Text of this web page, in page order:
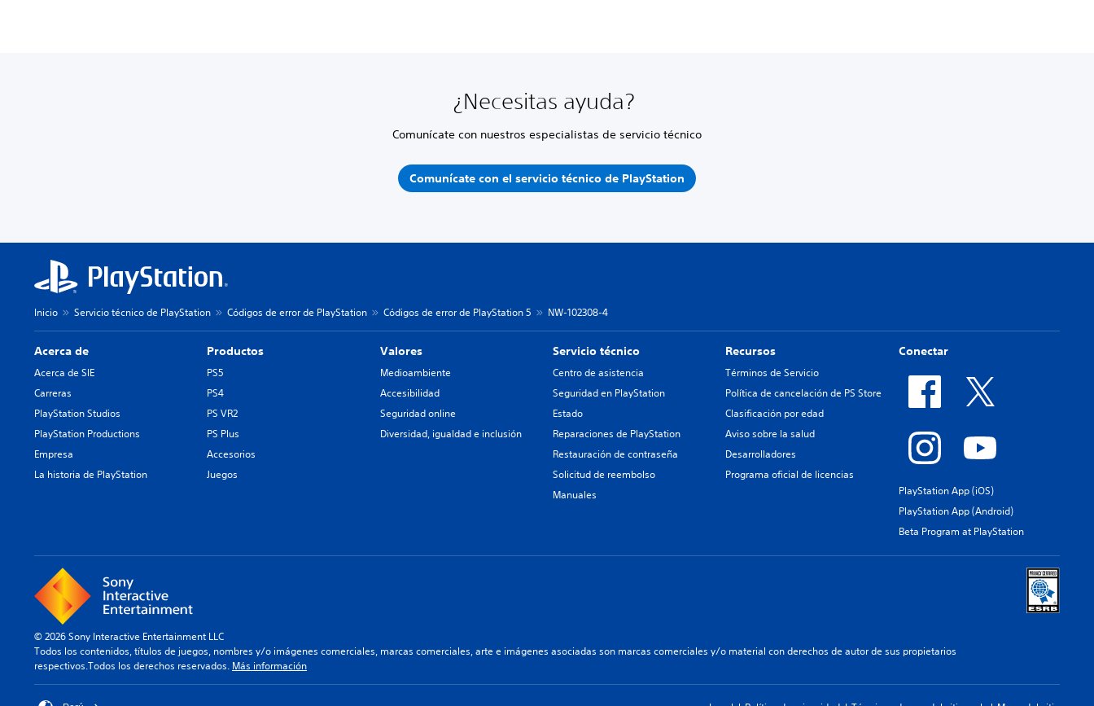
¿Necesitas ayuda?
Comunícate con nuestros especialistas de servicio técnico
Comunícate con el servicio técnico de PlayStation
Inicio Servicio técnico de PlayStation Códigos de error de PlayStation Códigos de error de PlayStation 5 NW-102308-4
Acerca de
Acerca de SIE
Carreras
PlayStation Studios
PlayStation Productions
Empresa
La historia de PlayStation
Productos
PS5
PS4
PS VR2
PS Plus
Accesorios
Juegos
Valores
Medioambiente
Accesibilidad
Seguridad online
Diversidad, igualdad e inclusión
Servicio técnico
Centro de asistencia
Seguridad en PlayStation
Estado
Reparaciones de PlayStation
Restauración de contraseña
Solicitud de reembolso
Manuales
Recursos
Términos de Servicio
Política de cancelación de PS Store
Clasificación por edad
Aviso sobre la salud
Desarrolladores
Programa oficial de licencias
Conectar
PlayStation App (iOS)
PlayStation App (Android)
Beta Program at PlayStation
© 2026 Sony Interactive Entertainment LLC
Todos los contenidos, títulos de juegos, nombres y/o imágenes comerciales, marcas comerciales, arte e imágenes asociadas son marcas comerciales y/o material con derechos de autor de sus propietarios
respectivos.Todos los derechos reservados. Más información